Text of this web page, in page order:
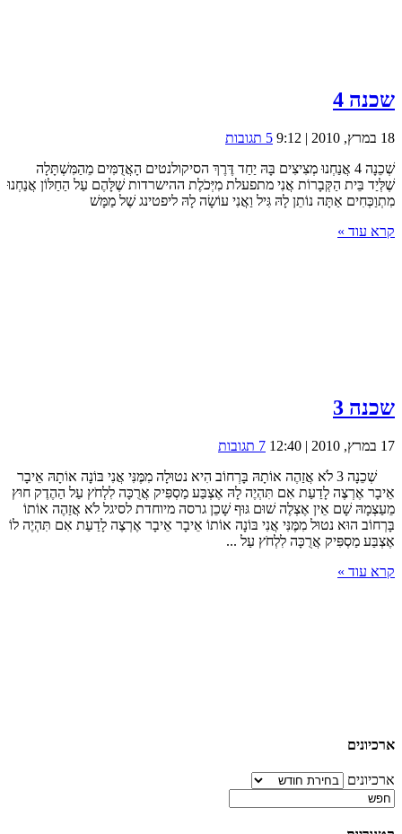
שכנה 4
18 במרץ, 2010 | 9:12
5 תגובות
שְׁכֵנָה 4 אֲנַחְנוּ מְצִיצִים בָּהּ יַחַד דֶּרֶךְ הסיקולנטים הָאֲדֻמִּים מֵהַמִּשְׁתָּלָה
שֶׁלְּיַד בֵּית הַקְּבָרוֹת אֲנִי מתפעלת מִיְּכֹלֶת ההישרדות שֶׁלָּהֶם עַל הַחַלּוֹן אֲנַחְנוּ
מִתְוַכְּחִים אַתָּה נוֹתֵן לָהּ גִּיל וַאֲנִי עוֹשָׂה לָהּ ליפטינג שֶׁל מַמָּשׁ
קרא עוד »
שכנה 3
17 במרץ, 2010 | 12:40
7 תגובות
שְׁכֵנָה 3 לֹא אֲזַהֶה אוֹתָהּ בָּרְחוֹב הִיא נטוּלָה מִמֶּנִּי אֲנִי בּוֹנָה אוֹתָהּ אֵיבָר
אֵיבָר אֶרְצֶה לָדַעַת אִם תִּהְיֶה לָהּ אֶצְבַּע מַסְפִּיק אֲרֻכָּה לִלְחֹץ עַל הַהֶדֶק חוּץ
מֵעַצְמָהּ שָׁם אֵין אֶצְלֶה שׁוּם גּוּף שָׁכֵן גרסה מיוחדת לסיגל לֹא אֲזַהֶה אוֹתוֹ
בָּרְחוֹב הוּא נטוּל מִמֶּנִּי אֲנִי בּוֹנָה אוֹתוֹ אֵיבָר אֵיבָר אֶרְצֶה לָדַעַת אִם תִּהְיֶה לוֹ
אֶצְבַּע מַסְפִּיק אֲרֻכָּה לִלְחֹץ עַל ...
קרא עוד »
ארכיונים
ארכיונים